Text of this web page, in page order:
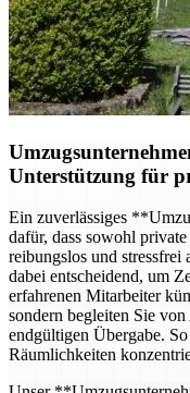
Unterstützung für
Ein zuverlässiges
dafür, dass sowohl
reibungslos und stressfrei
dabei entscheidend, um
erfahrenen Mitarbeiter
sondern begleiten Sie
endgültigen Übergabe.
Räumlichkeiten